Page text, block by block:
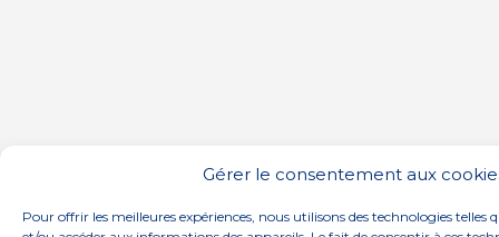
Gérer le consentement aux
Pour offrir les meilleures expériences, nous utilisons des technologies telles